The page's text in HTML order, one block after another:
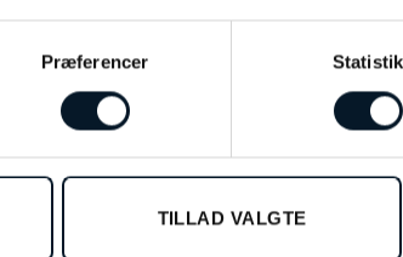
Præferencer Statistik
TILLAD VALGTE